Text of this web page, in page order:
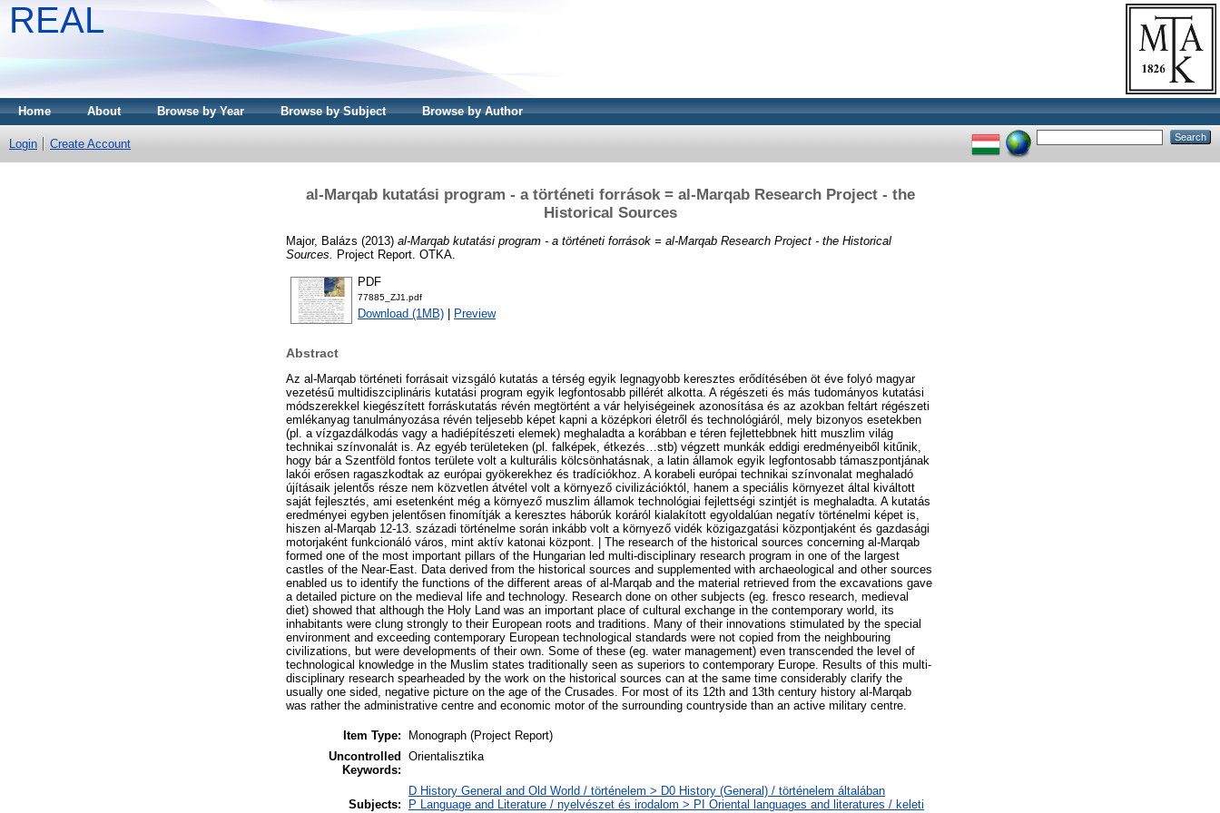
REAL
Home About Browse by Year Browse by Subject Browse by Author
Login Create Account
al-Marqab kutatási program - a történeti források = al-Marqab Research Project - the
Historical Sources
Major, Balázs (2013) al-Marqab kutatási program - a történeti források = al-Marqab Research Project - the Historical
Sources.
Project Report. OTKA.
PDF
77885_ZJ1.pdf
Download (1MB) Preview
Abstract
Az al-Marqab történeti forrásait vizsgáló kutatás a térség egyik legnagyobb keresztes erődítésében öt éve folyó magyar
vezetésű multidiszciplináris kutatási program egyik legfontosabb pillérét alkotta. A régészeti és más tudományos kutatási
módszerekkel kiegészített forráskutatás révén megtörtént a vár helyiségeinek azonosítása és az azokban feltárt régészeti
emlékanyag tanulmányozása révén teljesebb képet kapni a középkori életről és technológiáról, mely bizonyos esetekben
(pl. a vízgazdálkodás vagy a hadiépítészeti elemek) meghaladta a korábban e téren fejlettebbnek hitt muszlim világ
technikai színvonalát is. Az egyéb területeken (pl. falképek, étkezés…stb) végzett munkák eddigi eredményeiből kitűnik,
hogy bár a Szentföld fontos területe volt a kulturális kölcsönhatásnak, a latin államok egyik legfontosabb támaszpontjának
lakói erősen ragaszkodtak az európai gyökerekhez és tradíciókhoz. A korabeli európai technikai színvonalat meghaladó
újításaik jelentős része nem közvetlen átvétel volt a környező civilizációktól, hanem a speciális környezet által kiváltott
saját fejlesztés, ami esetenként még a környező muszlim államok technológiai fejlettségi szintjét is meghaladta. A kutatás
eredményei egyben jelentősen finomítják a keresztes háborúk koráról kialakított egyoldalúan negatív történelmi képet is,
hiszen al-Marqab 12-13. századi történelme során inkább volt a környező vidék közigazgatási központjaként és gazdasági
motorjaként funkcionáló város, mint aktív katonai központ. | The research of the historical sources concerning al-Marqab
formed one of the most important pillars of the Hungarian led multi-disciplinary research program in one of the largest
castles of the Near-East. Data derived from the historical sources and supplemented with archaeological and other sources
enabled us to identify the functions of the different areas of al-Marqab and the material retrieved from the excavations gave
a detailed picture on the medieval life and technology. Research done on other subjects (eg. fresco research, medieval
diet) showed that although the Holy Land was an important place of cultural exchange in the contemporary world, its
inhabitants were clung strongly to their European roots and traditions. Many of their innovations stimulated by the special
environment and exceeding contemporary European technological standards were not copied from the neighbouring
civilizations, but were developments of their own. Some of these (eg. water management) even transcended the level of
technological knowledge in the Muslim states traditionally seen as superiors to contemporary Europe. Results of this multi-
disciplinary research spearheaded by the work on the historical sources can at the same time considerably clarify the
usually one sided, negative picture on the age of the Crusades. For most of its 12th and 13th century history al-Marqab
was rather the administrative centre and economic motor of the surrounding countryside than an active military centre.
Item Type:
Monograph (Project Report)
Uncontrolled
Keywords:
Orientalisztika
Subjects:
D History General and Old World / történelem > D0 History (General) / történelem általában
P Language and Literature / nyelvészet és irodalom > PI Oriental languages and literatures / keleti